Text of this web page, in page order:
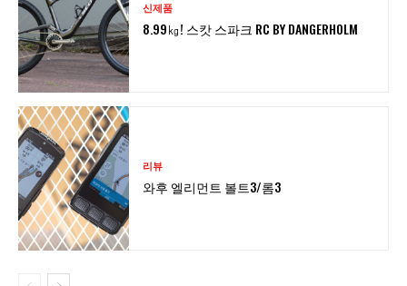
신제품
8.99㎏! 스캇 스파크 RC BY DANGERHOLM
리뷰
와후 엘리먼트 볼트3/롬3